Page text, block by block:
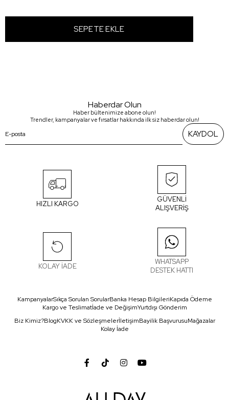
Haberdar Olun
Haber bültenimize abone olun!
Trendler, kampanyalar ve fırsatlar hakkında ilk siz haberdar olun!
KAYDOL
HIZLI KARGO
GÜVENLİ
ALIŞVERİŞ
KOLAY İADE
WHATSAPP
DESTEK HATTI
KampanyalarSıkça Sorulan SorularBanka Hesap BilgileriKapıda Ödeme
Kargo ve Teslimatİade ve DeğişimYurtdışı Gönderim
Biz Kimiz?BlogKVKK ve SözleşmelerİletişimBayilik BaşvurusuMağazalar
Kolay İade